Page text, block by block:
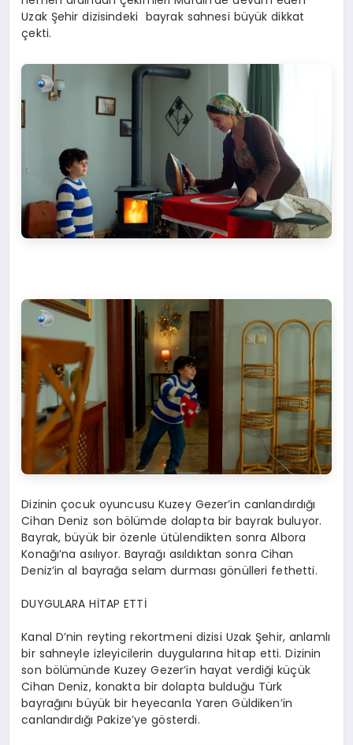
Uzak Şehir dizisindeki bayrak sahnesi büyük dikkat
çekti.
Dizinin çocuk oyuncusu Kuzey Gezer’in canlandırdığı
Cihan Deniz son bölümde dolapta bir bayrak buluyor.
Bayrak, büyük bir özenle ütülendikten sonra Albora
Konağı’na asılıyor. Bayrağı asıldıktan sonra Cihan
Deniz’in al bayrağa selam durması gönülleri fethetti.
DUYGULARA HİTAP ETTİ
Kanal D’nin reyting rekortmeni dizisi Uzak Şehir, anlamlı
bir sahneyle izleyicilerin duygularına hitap etti. Dizinin
son bölümünde Kuzey Gezer’in hayat verdiği küçük
Cihan Deniz, konakta bir dolapta bulduğu Türk
bayrağını büyük bir heyecanla Yaren Güldiken’in
canlandırdığı Pakize’ye gösterdi.